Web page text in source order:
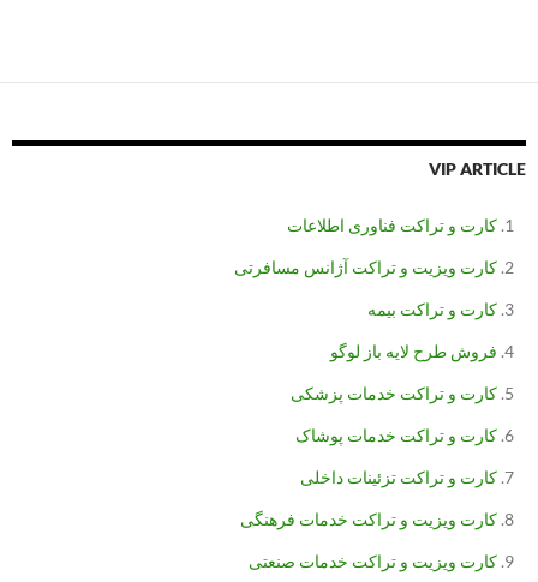
VIP ARTICLE
کارت و تراکت فناوری اطلاعات
کارت ویزیت و تراکت آژانس مسافرتی
کارت و تراکت بیمه
فروش طرح لایه باز لوگو
کارت و تراکت خدمات پزشکی
کارت و تراکت خدمات پوشاک
کارت و تراکت تزئینات داخلی
کارت ویزیت و تراکت خدمات فرهنگی
کارت ویزیت و تراکت خدمات صنعتی